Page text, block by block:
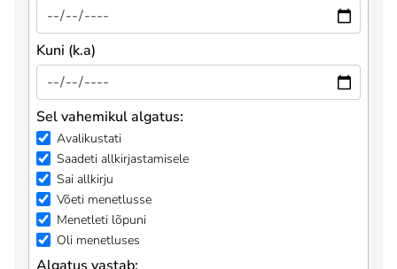
Kuni (k.a)
Sel vahemikul algatus:
Avalikustati
Saadeti allkirjastamisele
Sai allkirju
Võeti menetlusse
Menetleti lõpuni
Oli menetluses